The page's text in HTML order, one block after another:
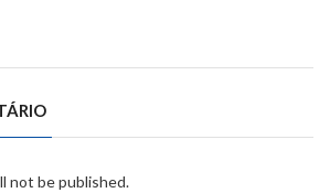
not be published.